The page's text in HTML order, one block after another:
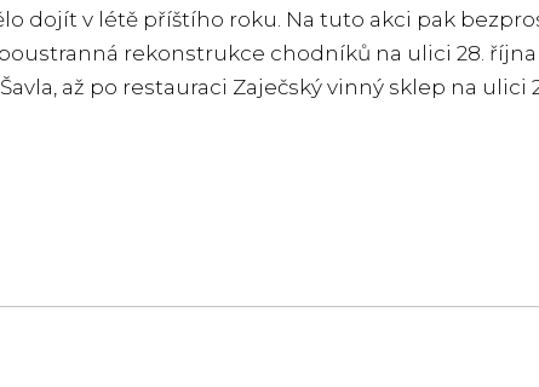
dojít v létě příštího roku. Na tuto akci pak
rekonstrukce chodníků na ulici 28.
až po restauraci Zaječský vinný sklep na ulici